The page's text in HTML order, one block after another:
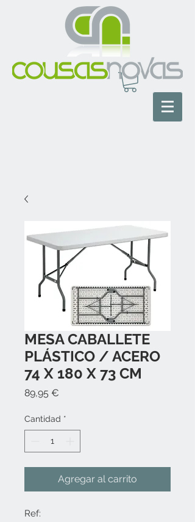
MESA CABALLETE
PLÁSTICO / ACERO
74 X 180 X 73 CM
89,95 €
Cantidad *
Agregar al carrito
Ref: